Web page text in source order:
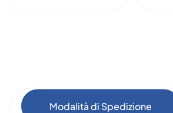
Modalità di Spedizione